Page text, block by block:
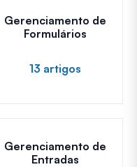
Gerenciamento de
Formulários
13 artigos
Gerenciamento de
Entradas